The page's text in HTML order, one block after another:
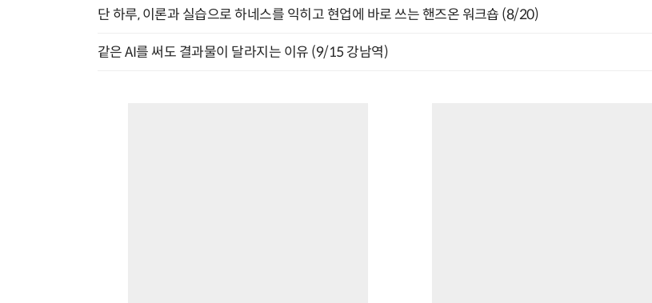
단 하루, 이론과 실습으로 하네스를 익히고 현업에 바로 쓰는 핸즈온 워크숍 (8/20)
같은 AI를 써도 결과물이 달라지는 이유 (9/15 강남역)